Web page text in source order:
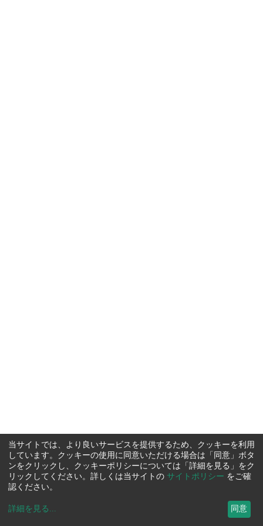
当サイトでは、より良いサービスを提供するため、クッキーを利用
しています。クッキーの使用に同意いただける場合は「同意」ボタ
ンをクリックし、クッキーポリシーについては「詳細を見る」をク
リックしてください。詳しくは当サイトの サイトポリシー をご確
認ください。
詳細を見る ... 同意